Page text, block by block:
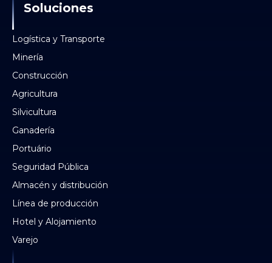
Soluciones
Logística y Transporte
Minería
Construcción
Agricultura
Silvicultura
Ganadería
Portuário
Seguridad Pública
Almacén y distribución
Línea de producción
Hotel y Alojamiento
Varejo